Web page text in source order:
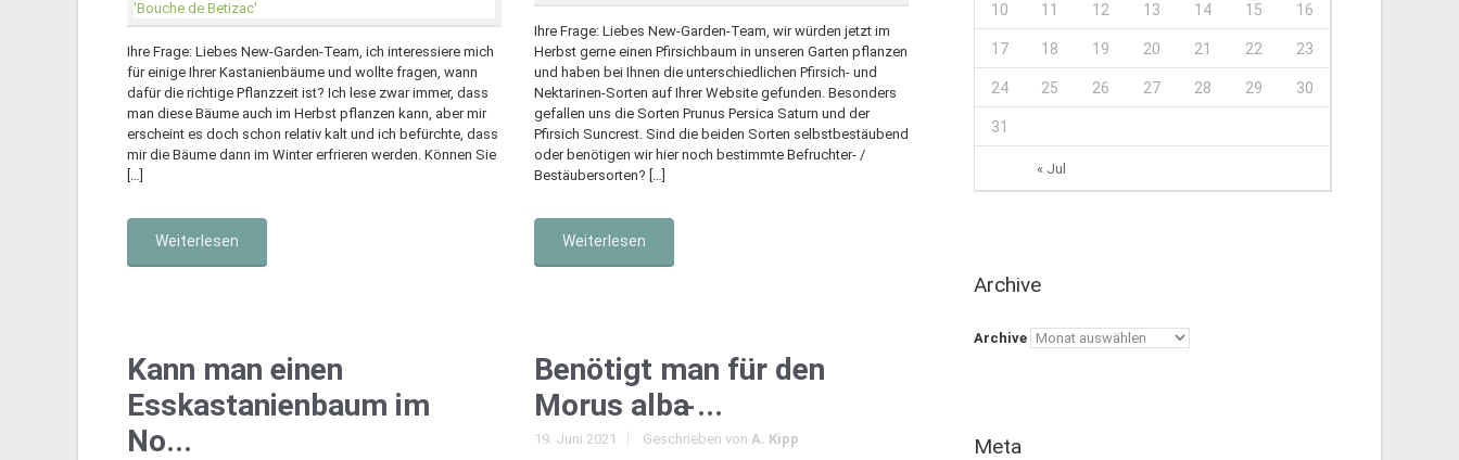
Ihre Frage: Liebes New-Garden-Team, ich interessiere mich
für einige Ihrer Kastanienbäume und wollte fragen, wann
dafür die richtige Pflanzzeit ist? Ich lese zwar immer, dass
man diese Bäume auch im Herbst pflanzen kann, aber mir
erscheint es doch schon relativ kalt und ich befürchte, dass
mir die Bäume dann im Winter erfrieren werden. Können Sie
[…]
Weiterlesen
Ihre Frage: Liebes New-Garden-Team, wir würden jetzt im
Herbst gerne einen Pfirsichbaum in unseren Garten pflanzen
und haben bei Ihnen die unterschiedlichen Pfirsich- und
Nektarinen-Sorten auf Ihrer Website gefunden. Besonders
gefallen uns die Sorten Prunus Persica Saturn und der
Pfirsich Suncrest. Sind die beiden Sorten selbstbestäubend
oder benötigen wir hier noch bestimmte Befruchter- /
Bestäubersorten? […]
Weiterlesen
Kann man einen
Esskastanienbaum im
No...
Benötigt man für den
Morus alba ̵...
19. Juni 2021 Geschrieben von A. Kipp
« Jul
10 11 12 13 14 15 16
17 18 19 20 21 22 23
24 25 26 27 28 29 30
31
Archive
Archive
Meta